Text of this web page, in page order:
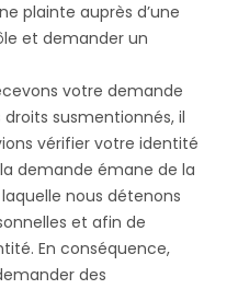
plainte auprès d’une
et demander un
votre demande
droits susmentionnés, il
vérifier votre identité
demande émane de la
nous détenons
et afin de
En conséquence,
des